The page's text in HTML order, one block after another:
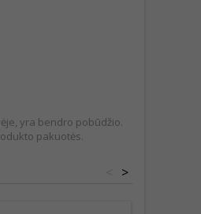
yra bendro pobūdžio.
pakuotės.
>